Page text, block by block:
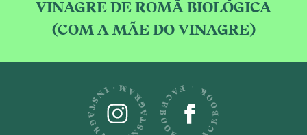
VINAGRE DE ROMÃ BIOLÓGICA
(COM A MÃE DO VINAGRE)